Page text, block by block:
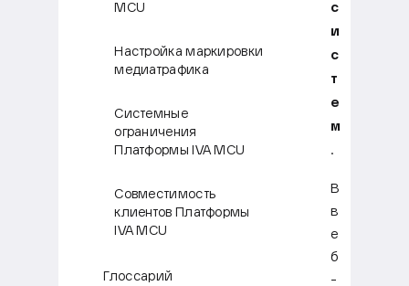
MCU
Настройка маркировки
медиатрафика
Системные
ограничения
Платформы IVA MCU
Совместимость
клиентов Платформы
IVA MCU
Глоссарий
с
и
с
т
е
м
В
в
е
б
-